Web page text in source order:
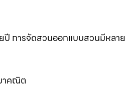
ปี การจัดสวนออกแบบสวนมีหลาย
าคณิต